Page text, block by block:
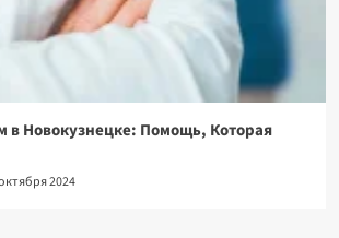
в Новокузнецке: Помощь, Которая
2024